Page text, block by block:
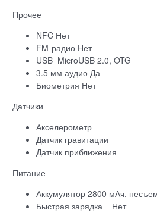
Прочее
NFC Нет
FM-радио Нет
USB MicroUSB 2.0, OTG
3.5 мм аудио Да
Биометрия Нет
Датчики
Акселерометр
Датчик гравитации
Датчик приближения
Питание
Аккумулятор 2800 мАч,
Быстрая зарядка
Нет